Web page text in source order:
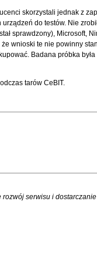
skorzystali jednak z
urządzeń do testów. Nie
sprawdzony), Microsoft,
wnioski te nie powinny
Badana próbka była
tarów CeBIT.
serwisu i